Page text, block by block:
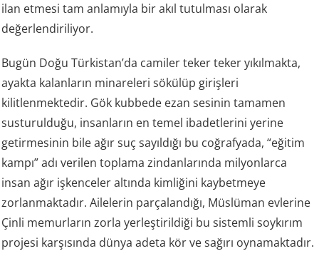
ilan etmesi tam anlamıyla bir akıl tutulması olarak
değerlendiriliyor.
Bugün Doğu Türkistan’da camiler teker teker yıkılmakta,
ayakta kalanların minareleri sökülüp girişleri
kilitlenmektedir. Gök kubbede ezan sesinin tamamen
susturulduğu, insanların en temel ibadetlerini yerine
getirmesinin bile ağır suç sayıldığı bu coğrafyada, “eğitim
kampı” adı verilen toplama zindanlarında milyonlarca
insan ağır işkenceler altında kimliğini kaybetmeye
zorlanmaktadır. Ailelerin parçalandığı, Müslüman evlerine
Çinli memurların zorla yerleştirildiği bu sistemli soykırım
projesi karşısında dünya adeta kör ve sağırı oynamaktadır.